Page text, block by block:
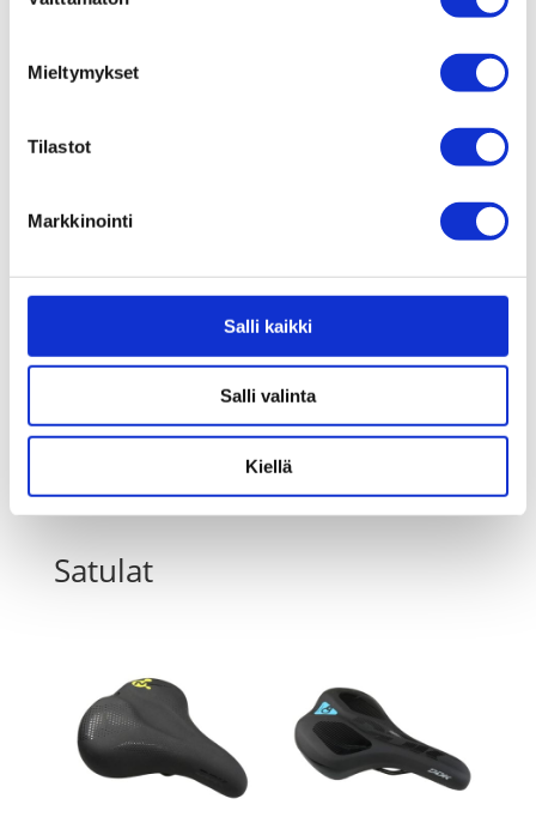
Mieltymykset
Tilastot
Markkinointi
Salli kaikki
Salli valinta
Kiellä
Digitaalinen renkaan
Iskunvaimennin
49,00€
Satulat